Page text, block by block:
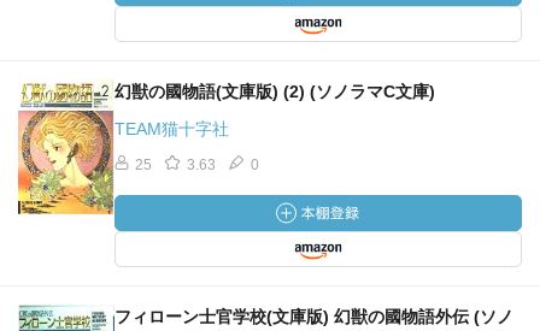
幻獣の國物語(文庫版) (2) (ソノラマC文庫)
TEAM猫十字社
25 3.63 0
フィローン士官学校(文庫版) 幻獣の國物語外伝 (ソノ